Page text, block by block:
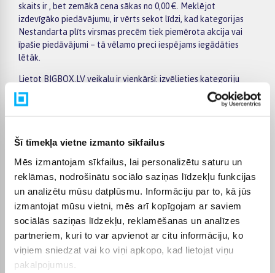
Šī tīmekļa vietne izmanto sīkfailus
Mēs izmantojam sīkfailus, lai personalizētu saturu un
reklāmas, nodrošinātu sociālo saziņas līdzekļu funkcijas
un analizētu mūsu datplūsmu. Informāciju par to, kā jūs
izmantojat mūsu vietni, mēs arī kopīgojam ar saviem
sociālās saziņas līdzekļu, reklamēšanas un analīzes
partneriem, kuri to var apvienot ar citu informāciju, ko
viņiem sniedzat vai ko viņi apkopo, kad lietojat viņu
pakalpojumus.
skaits ir , bet zemākā cena sākas no 0,00 €. Meklējot
izdevīgāko piedāvājumu, ir vērts sekot līdzi, kad kategorijas
Nestandarta plīts virsmas precēm tiek piemērota akcija vai
īpašie piedāvājumi – tā vēlamo preci iespējams iegādāties
lētāk.
Lietot BIGBOX.LV veikalu ir vienkārši: izvēlieties kategoriju
Nestandarta plīts virsmas, izmantojiet kreisajā pusē esošos
filtrus pēc ražotāja, cenas, preču īpašībām vai citiem svarīgiem
lapā ir pieejama svarīgākā informācija, tāpēc varat ātri
nosacījumus. Tas ļauj ērti iepirkties internetā, nesteidzīgi
salīdzinot dažādus kategorijā Nestandarta plīts virsmas
pieejamos piedāvājumus.
BIGBOX.LV piedāvā iespēju par pirkumu norēķināties 6
vienādos maksājumos, tāpēc izvēlēto preci iespējams
iegādāties ērtāk, sadalot maksājumu vairākās daļās. Piegāde
ir pieejama visā Latvijā: piegāde uz pakomātiem maksā no 2,99
€, bet pasūtījumiem virs 499 € piegāde uz pakomātu ir bez